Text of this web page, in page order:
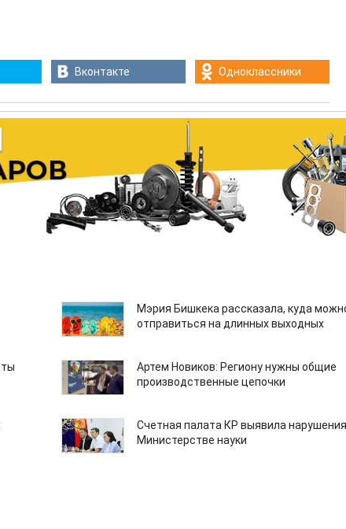
Вконтакте Одноклассники
Мэрия Бишкека рассказала, куда
отправиться на длинных выходных
Артем Новиков: Региону нужны общие
производственные цепочки
Счетная палата КР выявила
Министерстве науки